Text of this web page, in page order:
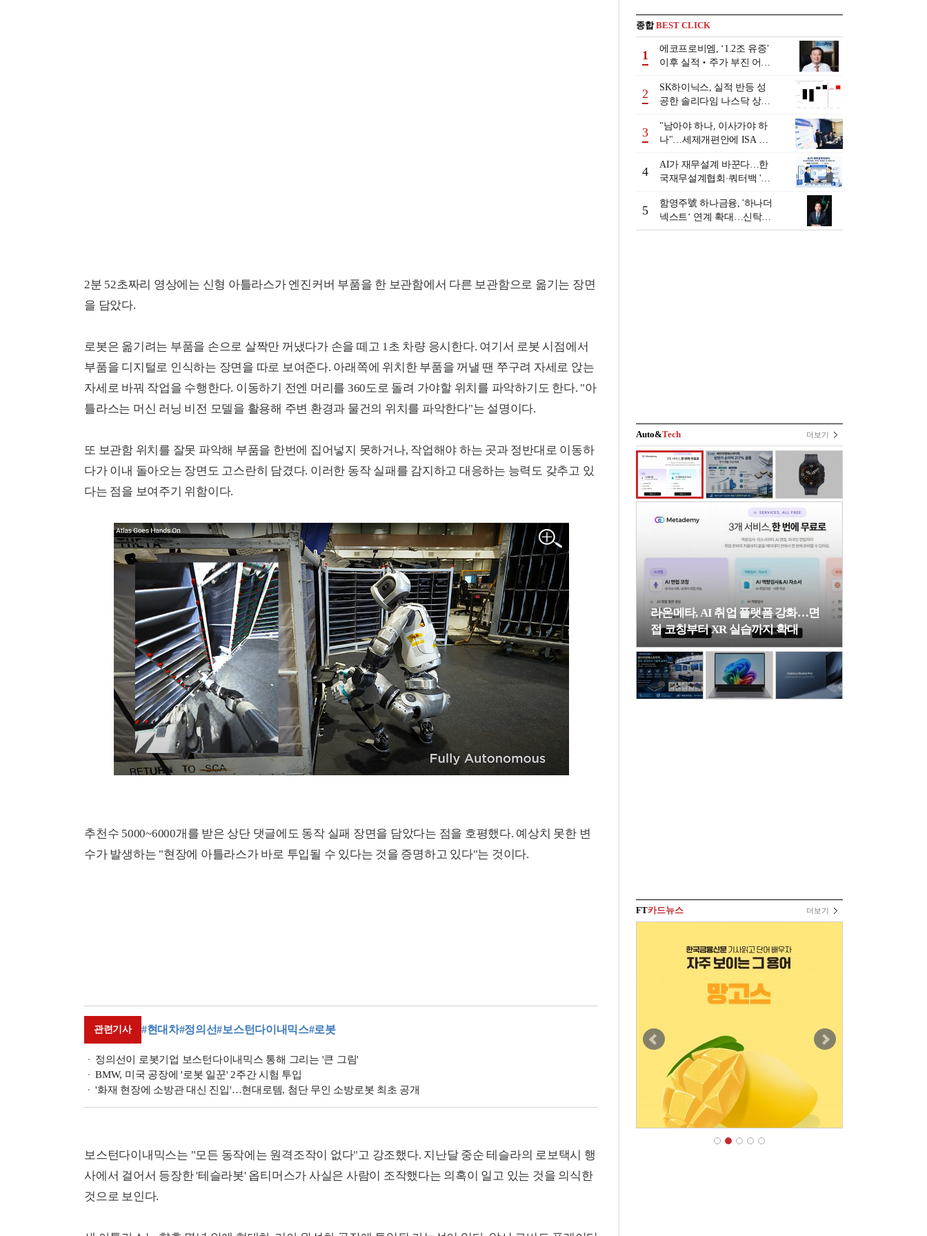
2분 52초짜리 영상에는 신형 아틀라스가 엔진커버 부품을 한 보관함에서 다른 보관함으로 옮기는 장면
을 담았다.
로봇은 옮기려는 부품을 손으로 살짝만 꺼냈다가 손을 떼고 1초 차량 응시한다. 여기서 로봇 시점에서
부품을 디지털로 인식하는 장면을 따로 보여준다. 아래쪽에 위치한 부품을 꺼낼 땐 쭈구려 자세로 앉는
자세로 바꿔 작업을 수행한다. 이동하기 전엔 머리를 360도로 돌려 가야할 위치를 파악하기도 한다. "아
틀라스는 머신 러닝 비전 모델을 활용해 주변 환경과 물건의 위치를 파악한다"는 설명이다.
또 보관함 위치를 잘못 파악해 부품을 한번에 집어넣지 못하거나, 작업해야 하는 곳과 정반대로 이동하
다가 이내 돌아오는 장면도 고스란히 담겼다. 이러한 동작 실패를 감지하고 대응하는 능력도 갖추고 있
다는 점을 보여주기 위함이다.
추천수 5000~6000개를 받은 상단 댓글에도 동작 실패 장면을 담았다는 점을 호평했다. 예상치 못한 변
수가 발생하는 "현장에 아틀라스가 바로 투입될 수 있다는 것을 증명하고 있다"는 것이다.
관련기사 #현대차#정의선#보스턴다이내믹스#로봇
정의선이 로봇기업 보스턴다이내믹스 통해 그리는 '큰 그림'
BMW, 미국 공장에 '로봇 일꾼' 2주간 시험 투입
'화재 현장에 소방관 대신 진입'…현대로템, 첨단 무인 소방로봇 최초 공개
보스턴다이내믹스는 "모든 동작에는 원격조작이 없다"고 강조했다. 지난달 중순 테슬라의 로보택시 행
사에서 걸어서 등장한 '테슬라봇' 옵티머스가 사실은 사람이 조작했다는 의혹이 일고 있는 것을 의식한
것으로 보인다.
종합BEST CLICK
1
에코프로비엠, ‘1.2조 유증’
이후 실적‧주가 부진 어쩌
2
SK하이닉스, 실적 반등 성
공한 솔리다임 나스닥 상장
3
"남아야 하나, 이사가야 하
나"…세제개편안에 ISA 투
4
AI가 재무설계 바꾼다…한
국재무설계협회·쿼터백 '베
5
함영주號 하나금융, '하나더
넥스트‘ 연계 확대…신탁수
수료 2배 증가 효과 [금융 시
Auto&Tech 더보기
라온메타, AI 취업 플랫폼 강화…면
접 코칭부터 XR 실습까지 확대
FT카드뉴스 더보기